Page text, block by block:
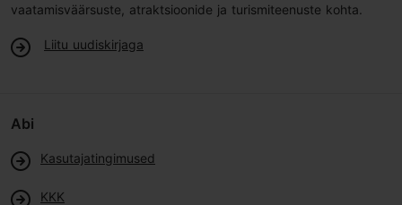
vaatamisväärsuste, atraktsioonide ja turismiteenuste kohta.
Liitu uudiskirjaga
Abi
Kasutajatingimused
KKK